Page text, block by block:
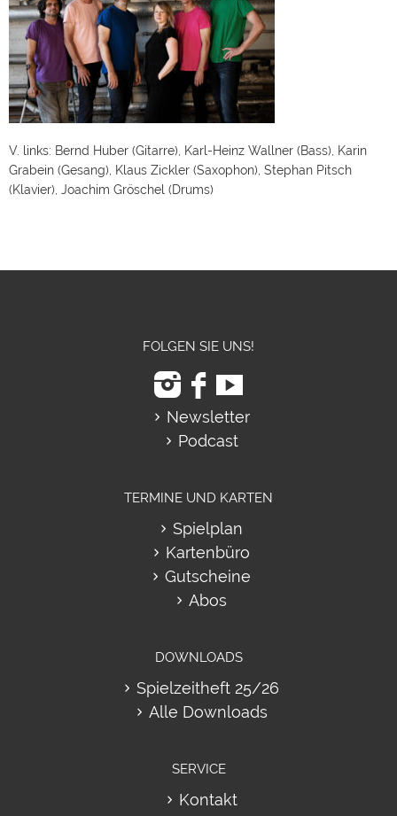
V. links: Bernd Huber (Gitarre), Karl-Heinz Wallner (Bass), Karin
Grabein (Gesang), Klaus Zickler (Saxophon), Stephan Pitsch
(Klavier), Joachim Gröschel (Drums)
FOLGEN SIE UNS!
Newsletter
Podcast
TERMINE UND KARTEN
Spielplan
Kartenbüro
Gutscheine
Abos
DOWNLOADS
Spielzeitheft 25/26
Alle Downloads
SERVICE
Kontakt